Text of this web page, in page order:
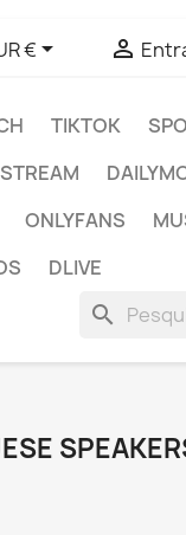
€ 
TIKTOK
ONLYFANS
DLIVE
search